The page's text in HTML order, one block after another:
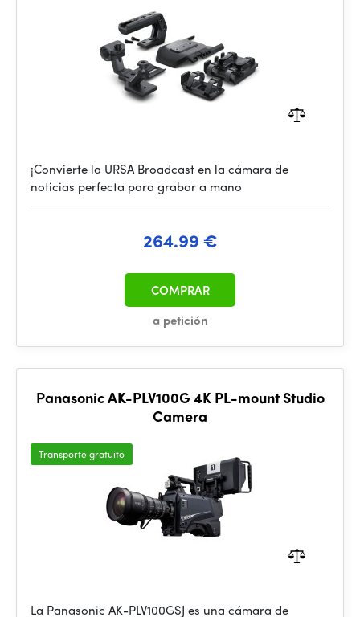
¡Convierte la URSA Broadcast en la cámara de
noticias perfecta para grabar a mano
264.99 €
a petición
COMPRAR
Panasonic AK-PLV100G 4K PL-mount Studio
Camera
Transporte gratuito
La Panasonic AK-PLV100GSJ es una cámara de